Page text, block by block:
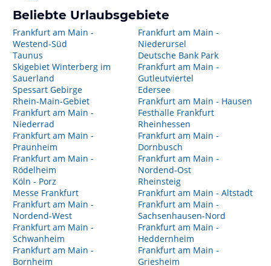
Beliebte Urlaubsgebiete
Frankfurt am Main -
Westend-Süd
Taunus
Skigebiet Winterberg im
Sauerland
Spessart Gebirge
Rhein-Main-Gebiet
Frankfurt am Main -
Niederrad
Frankfurt am Main -
Praunheim
Frankfurt am Main -
Rödelheim
Köln - Porz
Messe Frankfurt
Frankfurt am Main -
Nordend-West
Frankfurt am Main -
Schwanheim
Frankfurt am Main -
Bornheim
Frankfurt am Main -
Niederursel
Deutsche Bank Park
Frankfurt am Main -
Gutleutviertel
Edersee
Frankfurt am Main - Hausen
Festhalle Frankfurt
Rheinhessen
Frankfurt am Main -
Dornbusch
Frankfurt am Main -
Nordend-Ost
Rheinsteig
Frankfurt am Main - Altstadt
Frankfurt am Main -
Sachsenhausen-Nord
Frankfurt am Main -
Heddernheim
Frankfurt am Main -
Griesheim